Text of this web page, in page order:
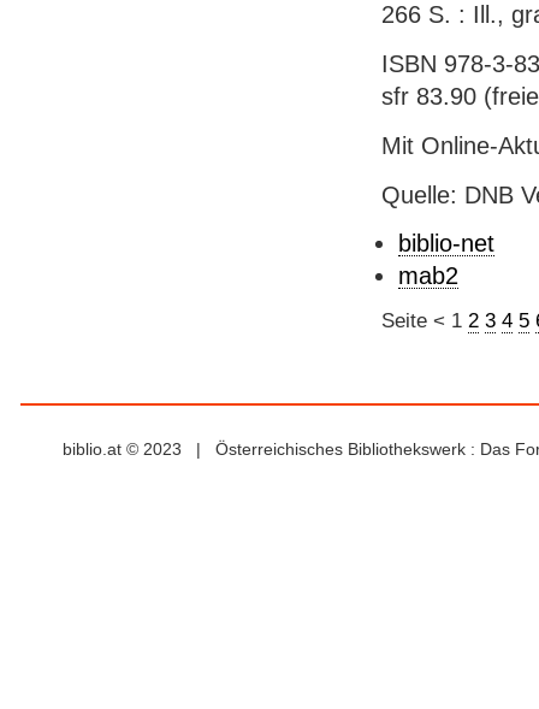
266 S. : Ill.,
ISBN 978-3-
sfr 83.90
Mit Online-
Quelle: DNB
biblio-net
mab2
Seite < 1 2 3 4 5
biblio.at © 2023 | Österreichisches Bibliothekswerk : Das